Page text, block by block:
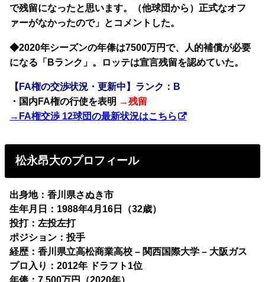
で残留になったと思います。（他球団から）正式なオフ
ァーがなかったので」とコメントした。
◆2020年シーズンの年俸は7500万円で、人的補償が必要
になる「Bランク」。ロッテは宣言残留を認めていた。
【FA権の交渉状況・更新中】ランク：B
・国内FA権の行使を表明 →残留
→FA権交渉 12球団の最新状況はこちら
松永昂大のプロフィール
出身地：香川県さぬき市
生年月日：1988年4月16日（32歳）
投打：左投左打
ポジション：投手
経歴：香川県立高松商業高校 – 関西国際大学 – 大阪ガス
プロ入り：2012年 ドラフト1位
年俸：7,500万円（2020年）